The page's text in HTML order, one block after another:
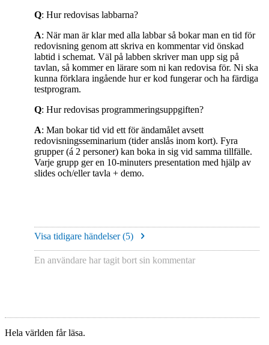
Q: Hur redovisas labbarna?
A: När man är klar med alla labbar så bokar man en tid för
redovisning genom att skriva en kommentar vid önskad
labtid i schemat. Väl på labben skriver man upp sig på
tavlan, så kommer en lärare som ni kan redovisa för. Ni ska
kunna förklara ingående hur er kod fungerar och ha färdiga
testprogram.
Q: Hur redovisas programmeringsuppgiften?
A: Man bokar tid vid ett för ändamålet avsett
redovisningsseminarium (tider anslås inom kort). Fyra
grupper (á 2 personer) kan boka in sig vid samma tillfälle.
Varje grupp ger en 10-minuters presentation med hjälp av
slides och/eller tavla + demo.
Visa tidigare händelser (5)
En användare har tagit bort sin kommentar
Hela världen får läsa.